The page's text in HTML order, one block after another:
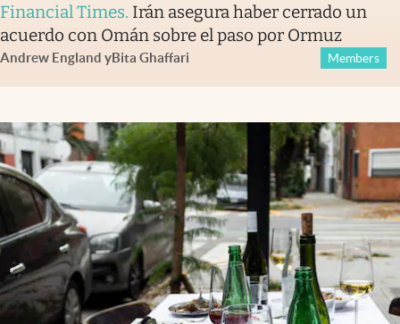
Financial Times. Irán asegura haber cerrado un
acuerdo con Omán sobre el paso por Ormuz
Andrew England yBita Ghaffari Members